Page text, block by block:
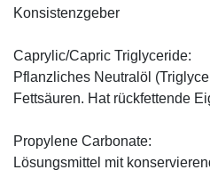
Konsistenzgeber
Caprylic/Capric Triglyceride:
Pflanzliches Neutralöl
Fettsäuren. Hat rückfettende
Propylene Carbonate:
Lösungsmittel mit